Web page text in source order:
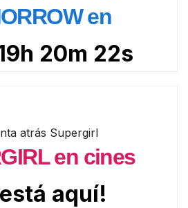
en
20m 21s
en cines
está aquí!